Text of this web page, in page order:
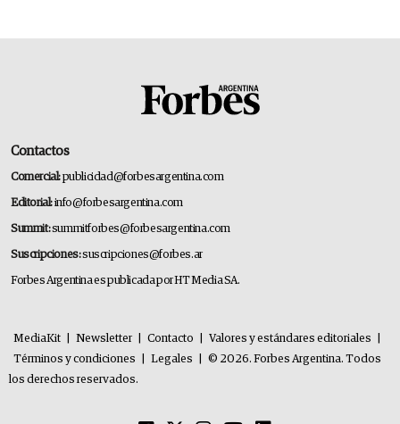
Contactos
Comercial:publicidad@forbesargentina.com
Editorial:info@forbesargentina.com
Summit:summitforbes@forbesargentina.com
Suscripciones:suscripciones@forbes.ar
Forbes Argentina es publicada por HT Media SA.
MediaKit Newsletter Contacto Valores y estándares editoriales
Términos y condiciones
Legales
© 2026. Forbes Argentina. Todos
los derechos reservados.